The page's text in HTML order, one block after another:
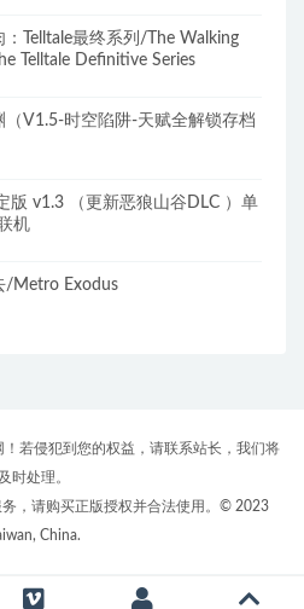
：Telltale最终系列/The Walking
Telltale Definitive Series
（V1.5-时空陷阱-天赋全解锁存档
版 v1.3 （更新恶狼山谷DLC ）单
机
/Metro Exodus
若侵犯到您的权益，请联系站长，我们将
及时处理。
，请购买正版授权并合法使用。© 2023
China.